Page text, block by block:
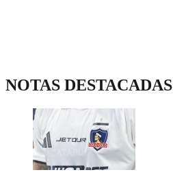
NOTAS DESTACADAS